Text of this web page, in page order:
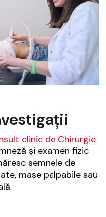
clinic de Chirurgie
și examen fizic
semnele de
mase palpabile sau